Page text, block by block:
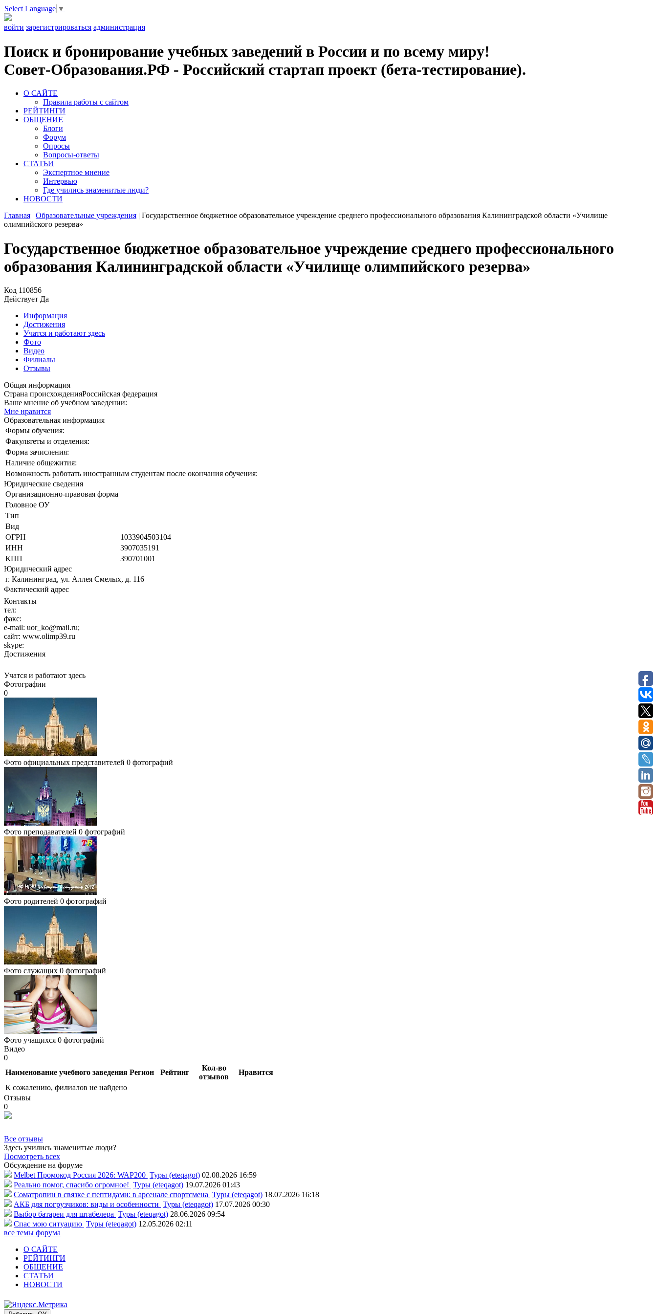
Select Language ▼
войти зарегистрироваться администрация
Поиск и бронирование учебных заведений в России и по всему миру!
Совет-Образования.РФ - Российский стартап проект (бета-тестирование).
О САЙТЕ
Правила работы с сайтом
РЕЙТИНГИ
ОБЩЕНИЕ
Блоги
Форум
Опросы
Вопросы-ответы
СТАТЬИ
Экспертное мнение
Интервью
Где учились знаменитые люди?
НОВОСТИ
Главная | Образовательные учреждения | Государственное бюджетное образовательное учреждение среднего профессионального образования Калининградской области «Училище
олимпийского резерва»
Государственное бюджетное образовательное учреждение среднего профессионального
образования Калининградской области «Училище олимпийского резерва»
Код 110856
Действует Да
Информация
Достижения
Учатся и работают здесь
Фото
Видео
Филиалы
Отзывы
Общая информация
Страна происхожденияРоссийская федерация
Ваше мнение об учебном заведении:
Мне нравится
Образовательная информация
Формы обучения:
Факультеты и отделения:
Форма зачисления:
Наличие общежития:
Возможность работать иностранным студентам после окончания обучения:
Юридические сведения
Организационно-правовая форма
Головное ОУ
Тип
Вид
ОГРН
1033904503104
ИНН
3907035191
КПП
390701001
Юридический адрес
г. Калининград, ул. Аллея Смелых, д. 116
Фактический адрес
Контакты
тел:
факс:
e-mail: uor_ko@mail.ru;
сайт: www.olimp39.ru
skype:
Достижения
Учатся и работают здесь
Фотографии
0
Фото официальных представителей 0 фотографий
Фото преподавателей 0 фотографий
Фото родителей 0 фотографий
Фото служащих 0 фотографий
Фото учащихся 0 фотографий
Видео
0
Наименование учебного заведения Регион Рейтинг
Кол-во
отзывов
Нравится
К сожалению, филиалов не найдено
Отзывы
0
Все отзывы
Здесь учились знаменитые люди?
Посмотреть всех
Обсуждение на форуме
Melbet Промокод Россия 2026: WAP200 Туры (eteqagot) 02.08.2026 16:59
Реально помог, спасибо огромное! Туры (eteqagot) 19.07.2026 01:43
Соматропин в связке с пептидами: в арсенале спортсмена Туры (eteqagot) 18.07.2026 16:18
АКБ для погрузчиков: виды и особенности Туры (eteqagot) 17.07.2026 00:30
Выбор батареи для штабелера Туры (eteqagot) 28.06.2026 09:54
Спас мою ситуацию Туры (eteqagot) 12.05.2026 02:11
все темы форума
О САЙТЕ
РЕЙТИНГИ
ОБЩЕНИЕ
СТАТЬИ
НОВОСТИ